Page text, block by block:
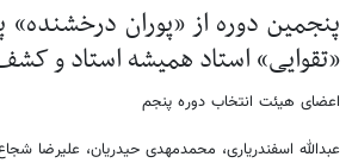
پنجمین دوره از «پوران درخشنده»
«تقوایی» استاد همیشه استاد و
اعضای هیئت انتخاب دوره پنجم
عبدالله اسفندریاری، محمدمهدی حیدریان، علیرضا